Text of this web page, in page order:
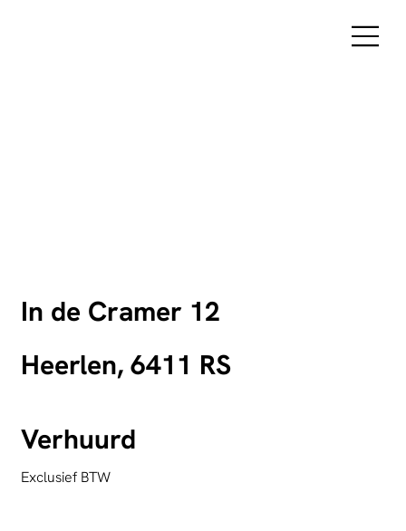
In de Cramer 12
Heerlen, 6411 RS
Verhuurd
Exclusief BTW